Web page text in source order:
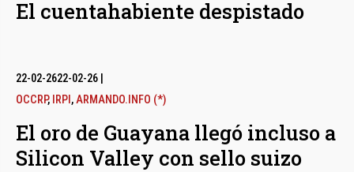
El cuentahabiente despistado
22-02-2622-02-26
OCCRP, IRPI ,ARMANDO.INFO (*)
El oro de Guayana llegó incluso a
Silicon Valley con sello suizo